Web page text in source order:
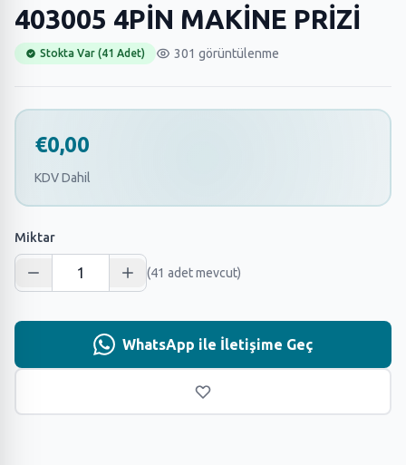
403005 4PİN MAKİNE PRİZİ
Stokta Var (41 Adet) 301 görüntülenme
€0,00
KDV Dahil
Miktar
(41 adet mevcut)
WhatsApp ile İletişime Geç